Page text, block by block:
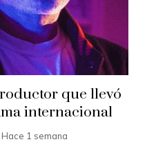
que llevó
internacional
Hace 1 semana